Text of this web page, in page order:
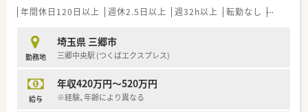
年間休日120日以上 週休2.5日以上 週32h以上 転勤なし 車通勤可
勤務地
埼玉県 三郷市
三郷中央駅 (つくばエクスプレス)
給与
年収420万円～520万円
※経験、年齢により異なる